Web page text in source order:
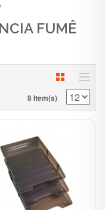
FUMÊ
8 Item(s)